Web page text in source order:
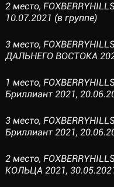
2 место,
10.07.2021 (в группе)
3 место,
ДАЛЬНЕГО ВОСТОКА
1 место,
Бриллиант 2021,
3 место,
Бриллиант 2021,
2 место,
КОЛЬЦА 2021,